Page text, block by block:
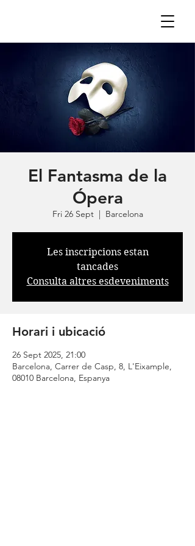
El Fantasma de la
Ópera
Fri 26 Sept
  |
Barcelona
Les inscripcions estan
tancades
Consulta altres esdeveniments
Horari i ubicació
26 Sept 2025, 21:00
Barcelona, Carrer de Casp, 8, L'Eixample,
08010 Barcelona, Espanya